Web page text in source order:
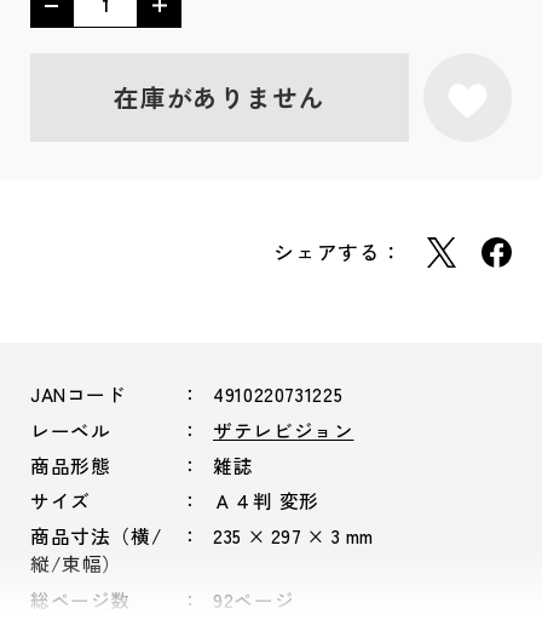
在庫がありません
シェアする：
JANコード
4910220731225
レーベル
ザテレビジョン
商品形態
雑誌
サイズ
Ａ４判 変形
商品寸法（横/
縦/束幅）
235 × 297 × 3 mm
総ページ数 92ページ